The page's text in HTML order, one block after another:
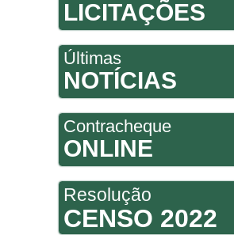
LICITAÇÕES
Últimas
NOTÍCIAS
Contracheque
ONLINE
Resolução
CENSO 2022